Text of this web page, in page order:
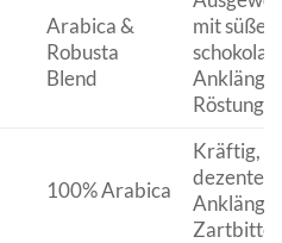
Arabica &
Robusta
Blend
mit süßen
Röstung.
100% Arabica
Kräftig,
dezenter